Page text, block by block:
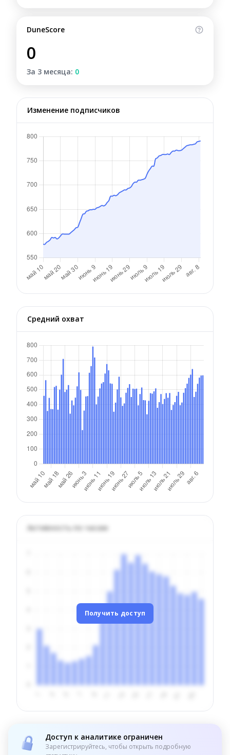
DuneScore
0
За 3 месяца: 0
Изменение подписчиков
Средний охват
Активность по часам
Получить доступ
Доступ к аналитике ограничен
Зарегистрируйтесь, чтобы открыть подробную